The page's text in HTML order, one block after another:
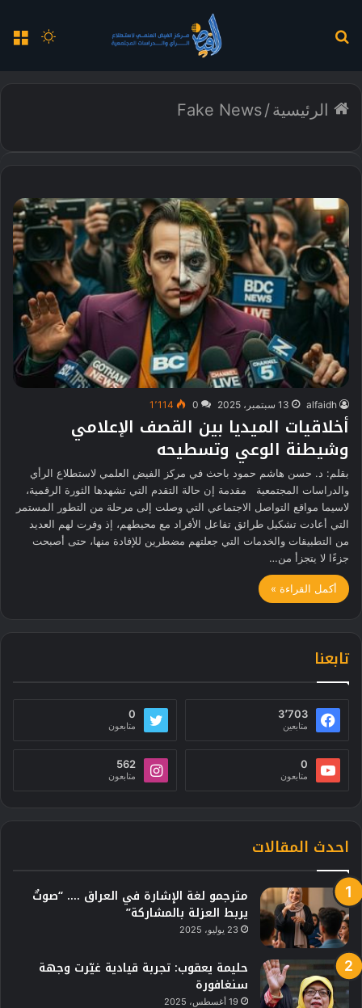
الوضع
الرئيسية/
Fake News
alfaidh 13 سبتمبر، 2025 0 1٬114
أخلاقيات الميديا بين القصف الإعلامي
وشيطنة الوعي وتسطيحه
بقلم: د. حسن هاشم حمود باحث في مركز الفيض العلمي لاستطلاع الرأي
والدراسات المجتمعية مقدمة إن حالة التقدم التي تشهدها الثورة الرقمية،
لاسيما مواقع التواصل الاجتماعي التي وصلت إلى مرحلة من التطور المستمر
التي أعادت تشكيل طرائق تفاعل الأفراد مع محيطهم، إذ وفرت لهم العديد
من التطبيقات والخدمات التي جعلتهم مضطرين للإفادة منها، حتى أصبحت
جزءًا لا يتجزأ من…
أكمل القراءة »
تابعنا
3٬703
متابعين
0
متابعون
0
متابعون
562
متابعون
احدث المقالات
مترجمو لغة الإشارة في العراق …. “صوتٌ
يربط العزلة بالمشاركة”
23 يوليو، 2025
حليمة يعقوب: تجربة قيادية غيّرت وجهة
سنغافورة
19 أغسطس، 2025